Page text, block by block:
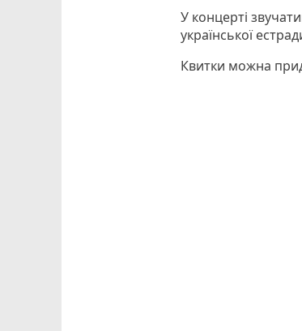
У концерті
української
Квитки можна